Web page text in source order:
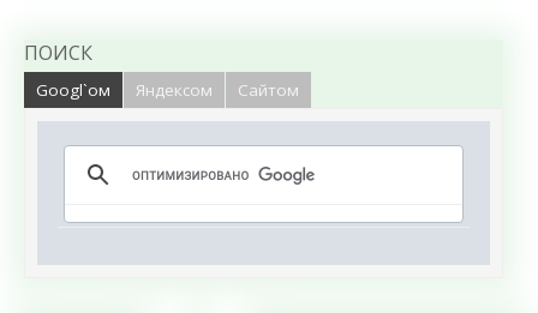
ПОИСК
Googl`ом Яндексом Сайтом